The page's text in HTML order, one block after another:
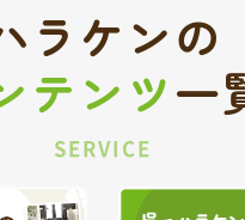
ラケンの
テンツ一
SERVICE